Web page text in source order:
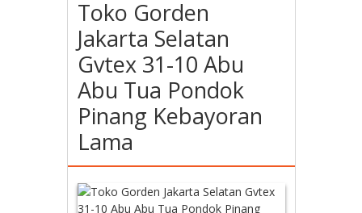
Toko Gorden
Jakarta Selatan
Gvtex 31-10 Abu
Abu Tua Pondok
Pinang Kebayoran
Lama